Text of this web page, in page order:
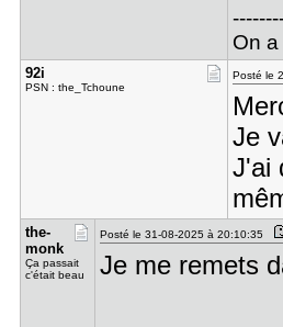
On
92i
PSN : the_Tchoune
Posté le
Je
J'ai
the-
monk
Ça passait
c'était beau
Posté le 31-08-2025 à 20:10:35
Je me remets